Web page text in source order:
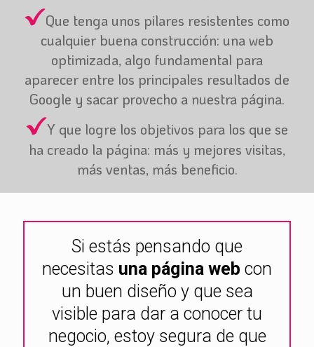
Que tenga unos pilares resistentes como
cualquier buena construcción: una web
optimizada, algo fundamental para
aparecer entre los principales resultados de
Google y sacar provecho a nuestra página.
Y que logre los objetivos para los que se
ha creado la página: más y mejores visitas,
más ventas, más beneficio.
Si estás pensando que
necesitas una página web con
un buen diseño y que sea
visible para dar a conocer tu
negocio, estoy segura de que